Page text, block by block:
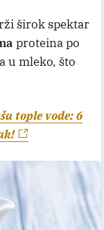
širok spektar
proteina po
u mleko, što
tople vode: 6